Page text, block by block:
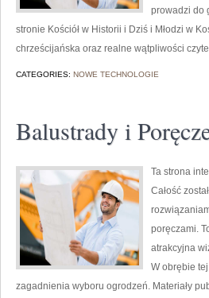
prowadzi do
stronie Kościół w Historii i Dziś i Młodzi w
chrześcijańska oraz realne wątpliwości
CATEGORIES: NOWE TECHNOLOGIE
Balustrady i
Ta strona
Całość
poręczami.
atrakcyjna
W obrębie
zagadnienia wyboru ogrodzeń. Materiały